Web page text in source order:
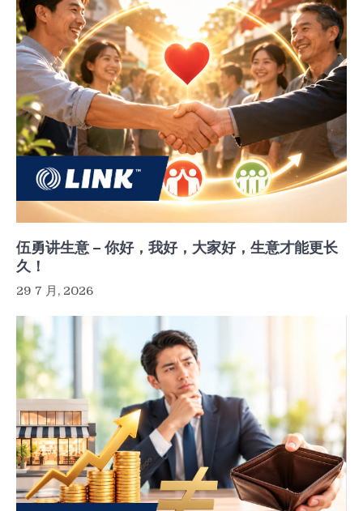
伍勇讲生意 – 你好，我好，大家好，生意才能更长
久！
29 7 月, 2026